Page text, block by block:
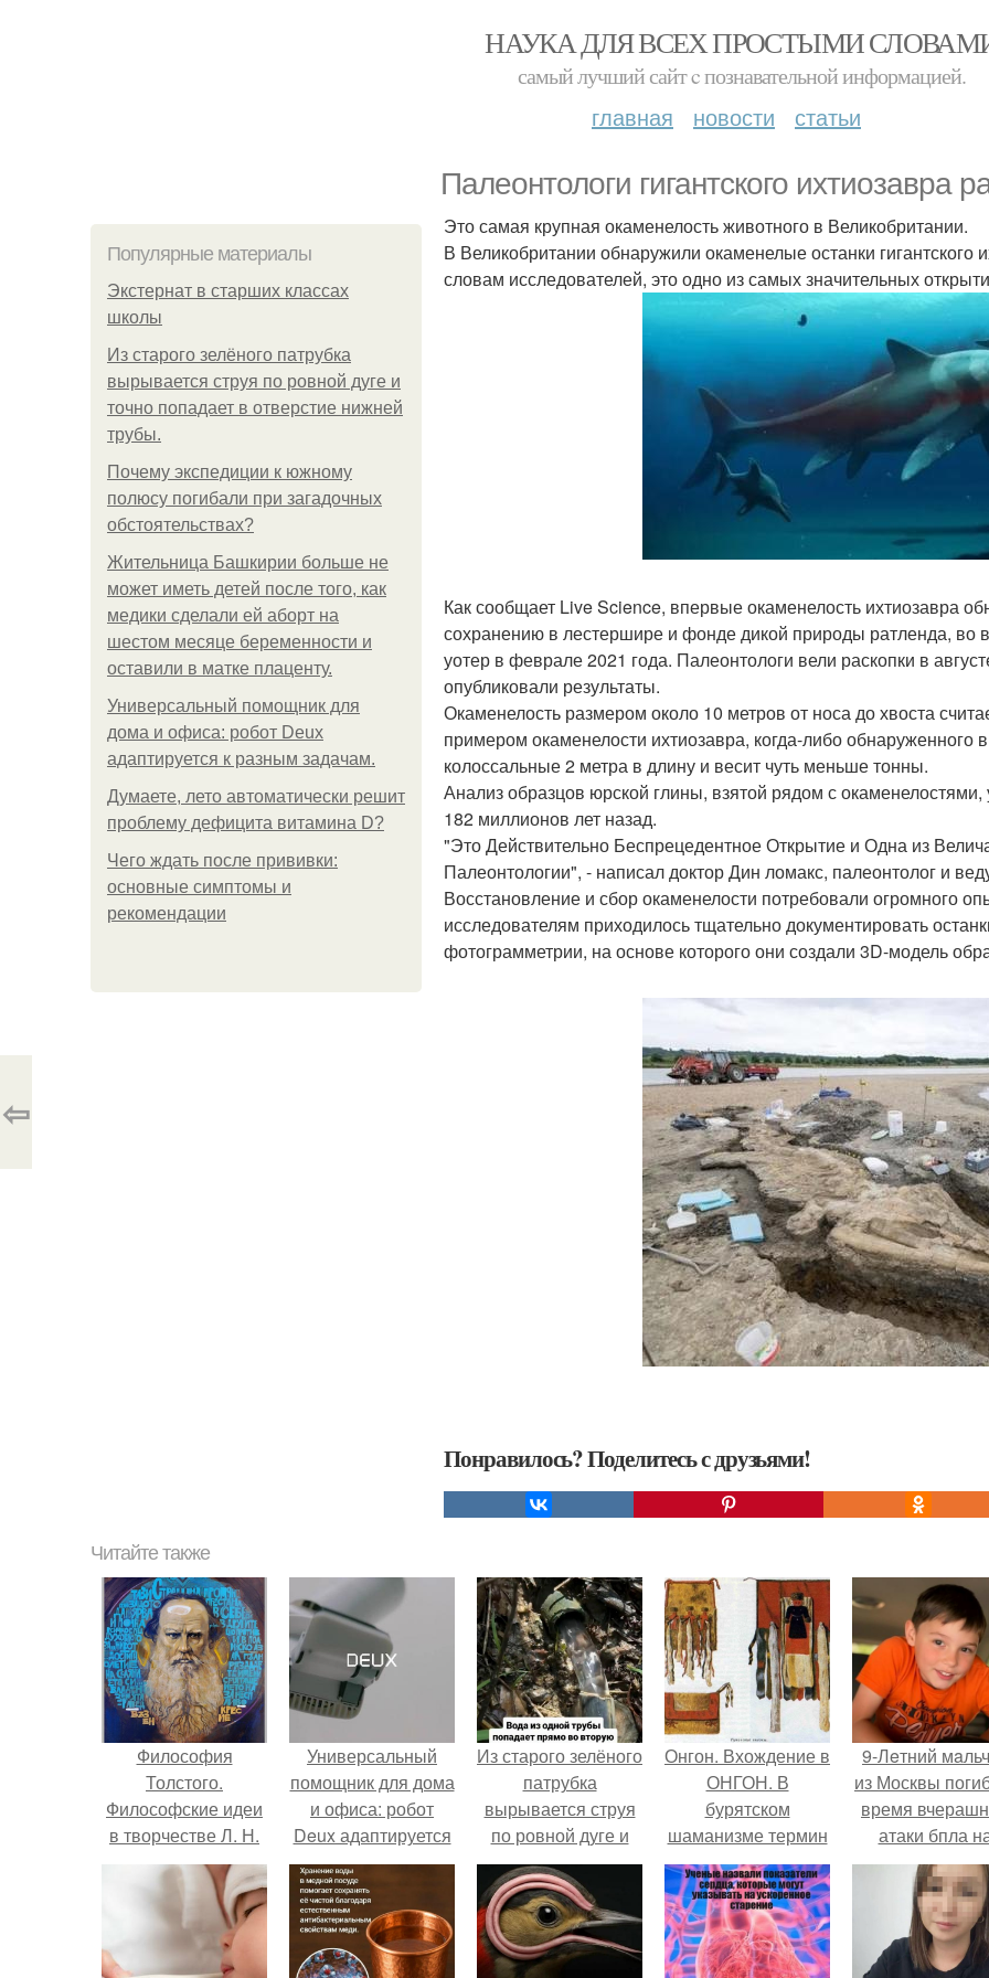
НАУКА ДЛЯ ВСЕХ ПРОСТЫМИ
самый лучший сайт c познавательной информацией.
главная новости статьи
Палеонтологи гигантского ихтиозавра
Популярные материалы
Экстернат в старших классах
школы
Из старого зелёного патрубка
вырывается струя по ровной дуге и
точно попадает в отверстие нижней
трубы.
Почему экспедиции к южному
полюсу погибали при загадочных
обстоятельствах?
Жительница Башкирии больше не
может иметь детей после того, как
медики сделали ей аборт на
шестом месяце беременности и
оставили в матке плаценту.
Универсальный помощник для
дома и офиса: робот Deux
адаптируется к разным задачам.
Думаете, лето автоматически решит
проблему дефицита витамина D?
Чего ждать после прививки:
основные симптомы и
рекомендации
Это самая крупная окаменелость животного в Великобритании.
В Великобритании обнаружили окаменелые останки
словам исследователей, это одно из самых значительных
Как сообщает Live Science, впервые окаменелость ихтиозавра
сохранению в лестершире и фонде дикой природы ратленда, во
уотер в феврале 2021 года. Палеонтологи вели раскопки в
опубликовали результаты.
Окаменелость размером около 10 метров от носа до хвоста
примером окаменелости ихтиозавра, когда-либо обнаруженного
колоссальные 2 метра в длину и весит чуть меньше тонны.
Анализ образцов юрской глины, взятой рядом с
182 миллионов лет назад.
"Это Действительно Беспрецедентное Открытие и Одна из
Палеонтологии", - написал доктор Дин ломакс, палеонтолог и
Восстановление и сбор окаменелости потребовали огромного
исследователям приходилось тщательно документировать
фотограмметрии, на основе которого они создали 3D-модель
Понравилось? Поделитесь с друзьями!
⇦
Читайте также
Философия
Толстого.
Философские идеи
в творчестве Л. Н.
Толстого.
Универсальный
помощник для дома
и офиса: робот
Deux адаптируется
к разным задачам.
Из старого зелёного
патрубка
вырывается струя
по ровной дуге и
точно попадает в
отверстие нижней
трубы.
Онгон. Вхождение в
ОНГОН. В
бурятском
шаманизме термин
онгон означает
"Божество, дух".
9-Лeтний
из Москвы
время
атаки бпла
пляже под